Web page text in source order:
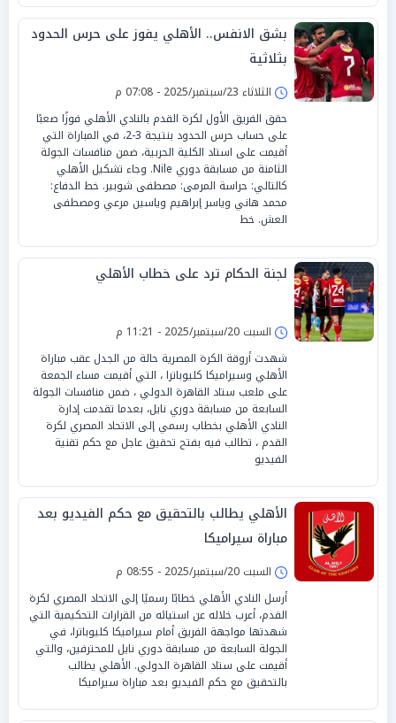
بشق الانفس.. الأهلي يفوز على حرس الحدود
بثلاثية
الثلاثاء 23/سبتمبر/2025 - 07:08 م
حقق الفريق الأول لكرة القدم بالنادي الأهلي فوزًا صعبًا
على حساب حرس الحدود بنتيجة 3-2، في المباراة التي
أقيمت على استاد الكلية الحربية، ضمن منافسات الجولة
الثامنة من مسابقة دوري Nile. وجاء تشكيل الأهلي
كالتالي: حراسة المرمى: مصطفى شوبير. خط الدفاع:
محمد هاني وياسر إبراهيم وياسين مرعي ومصطفى
العش. خط
لجنة الحكام ترد على خطاب الأهلي
السبت 20/سبتمبر/2025 - 11:21 م
شهدت أروقة الكرة المصرية حالة من الجدل عقب مباراة
الأهلي وسيراميكا كليوباترا ، التي أقيمت مساء الجمعة
على ملعب ستاد القاهرة الدولي ، ضمن منافسات الجولة
السابعة من مسابقة دوري نايل، بعدما تقدمت إدارة
النادي الأهلي بخطاب رسمي إلى الاتحاد المصري لكرة
القدم ، تطالب فيه بفتح تحقيق عاجل مع حكم تقنية
الفيديو
الأهلي يطالب بالتحقيق مع حكم الفيديو بعد
مباراة سيراميكا
السبت 20/سبتمبر/2025 - 08:55 م
أرسل النادي الأهلي خطابًا رسميًا إلى الاتحاد المصري لكرة
القدم، أعرب خلاله عن استيائه من القرارات التحكيمية التي
شهدتها مواجهة الفريق أمام سيراميكا كليوباترا، في
الجولة السابعة من مسابقة دوري نايل للمحترفين، والتي
أقيمت على ستاد القاهرة الدولي. الأهلي يطالب
بالتحقيق مع حكم الفيديو بعد مباراة سيراميكا